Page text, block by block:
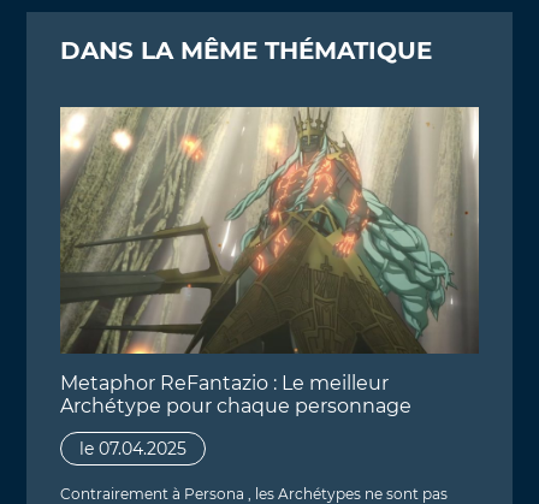
DANS LA MÊME THÉMATIQUE
Metaphor ReFantazio : Le meilleur
Archétype pour chaque personnage
le 07.04.2025
Contrairement à Persona , les Archétypes ne sont pas